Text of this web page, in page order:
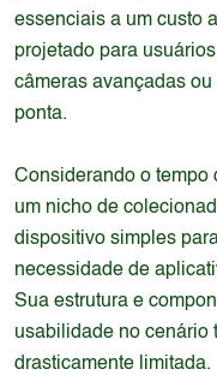
essenciais a um custo
projetado para
câmeras avançadas
ponta.
Considerando o tempo
um nicho de
dispositivo simples
necessidade de
Sua estrutura e
usabilidade no cenário
drasticamente limitada.